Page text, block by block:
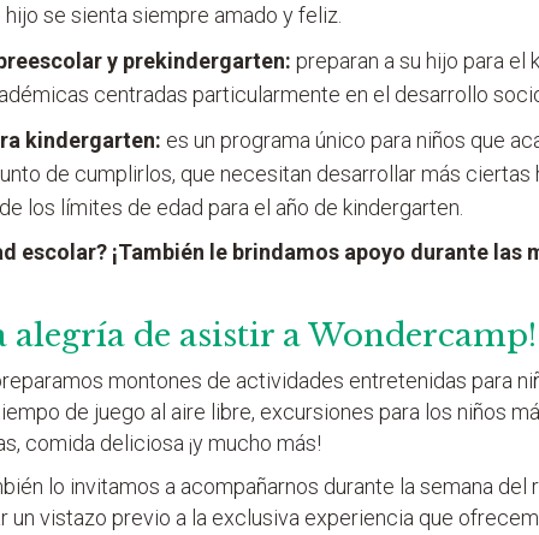
hijo se sienta siempre amado y feliz.
y prekindergarten: preparan a su hijo para el
centradas particularmente en el desarrollo
kindergarten: es un programa único para niños que
de cumplirlos, que necesitan desarrollar más ciertas
los límites de edad para el año de kindergarten.
escolar? ¡También le brindamos apoyo durante las
alegría de asistir a Wondercamp!
montones de actividades entretenidas para
de juego al aire libre, excursiones para los niños
comida deliciosa ¡y mucho más!
lo invitamos a acompañarnos durante la semana del
un vistazo previo a la exclusiva experiencia que